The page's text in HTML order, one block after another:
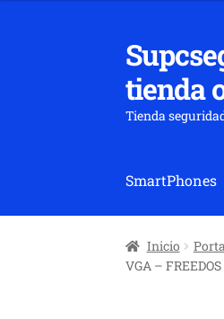
Ir
a
la
navegación
Ir
al
contenido
tienda
Tienda
SmartPhones
Inicio
VGA –